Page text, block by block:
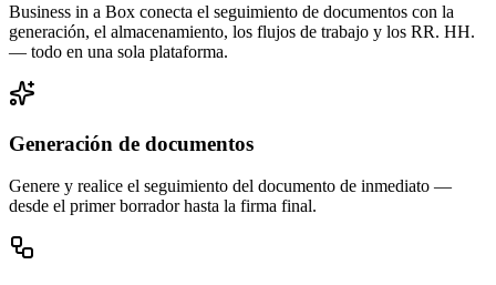
Business in a Box conecta el seguimiento de documentos con la
generación, el almacenamiento, los flujos de trabajo y los RR. HH.
— todo en una sola plataforma.
Generación de documentos
Genere y realice el seguimiento del documento de inmediato —
desde el primer borrador hasta la firma final.